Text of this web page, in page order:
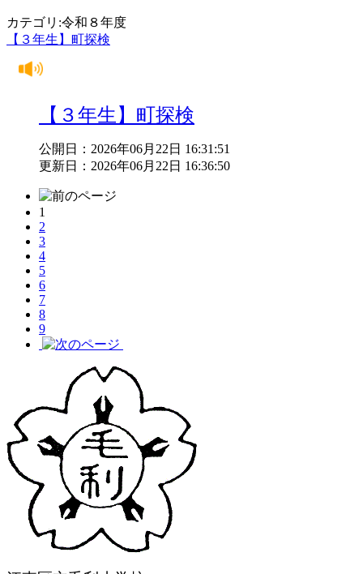
カテゴリ:令和８年度
【３年生】町探検
【３年生】町探検
公開日：2026年06月22日 16:31:51
更新日：2026年06月22日 16:36:50
1
2
3
4
5
6
7
8
9